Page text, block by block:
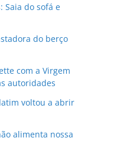
Saia do sofá e
do berço
com a Virgem
autoridades
voltou a abrir
alimenta nossa